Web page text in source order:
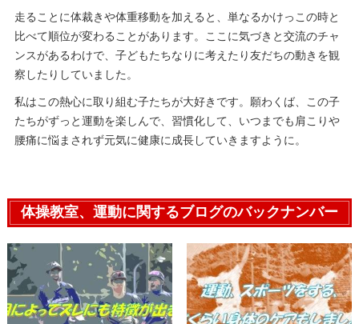
走ることに体裁きや体重移動を加えると、単なるかけっこの時と
比べて順位が変わることがあります。ここに気づきと交流のチャ
ンスがあるわけで、子どもたちなりに考えたり友だちの動きを観
察したりしていました。
私はこの熱心に取り組む子たちが大好きです。願わくば、この子
たちがずっと運動を楽しんで、習慣化して、いつまでも肩こりや
腰痛に悩まされず元気に健康に成長していきますように。
体操教室、運動に関するブログのバックナンバー